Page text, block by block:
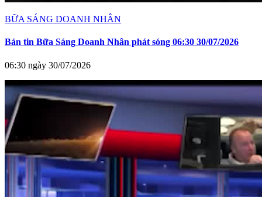
BỮA SÁNG DOANH NHÂN
Bản tin Bữa Sáng Doanh Nhân phát sóng 06:30 30/07/2026
06:30 ngày 30/07/2026